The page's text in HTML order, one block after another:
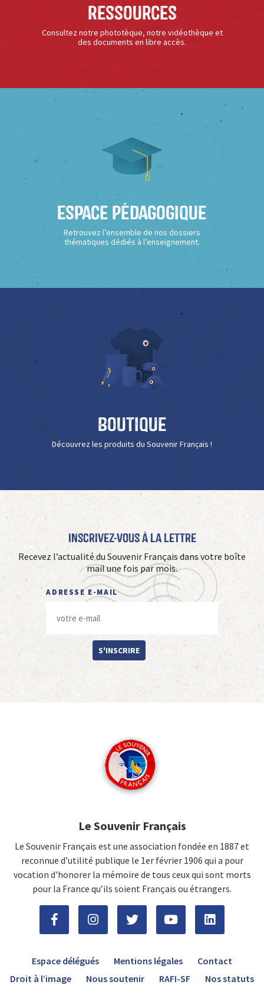
Ressources
Consultez notre phototèque, notre vidéothèque et
des documents en libre accès.
Espace Pédagogique
Retrouvez l’ensemble de nos dossiers
thématiques dédiés à l’enseignement.
Boutique
Découvrez les produits du Souvenir Français !
Inscrivez-vous à La Lettre
Recevez l’actualité du Souvenir Français dans votre boîte
mail une fois par mois.
ADRESSE E-MAIL
S'INSCRIRE
Le Souvenir Français
Le Souvenir Français est une association fondée en 1887 et
reconnue d’utilité publique le 1er février 1906 qui a pour
vocation d'honorer la mémoire de tous ceux qui sont morts
pour la France qu’ils soient Français ou étrangers.
Espace délégués Mentions légales
Contact
Droit à l’image
Nous soutenir RAFI-SF Nos statuts